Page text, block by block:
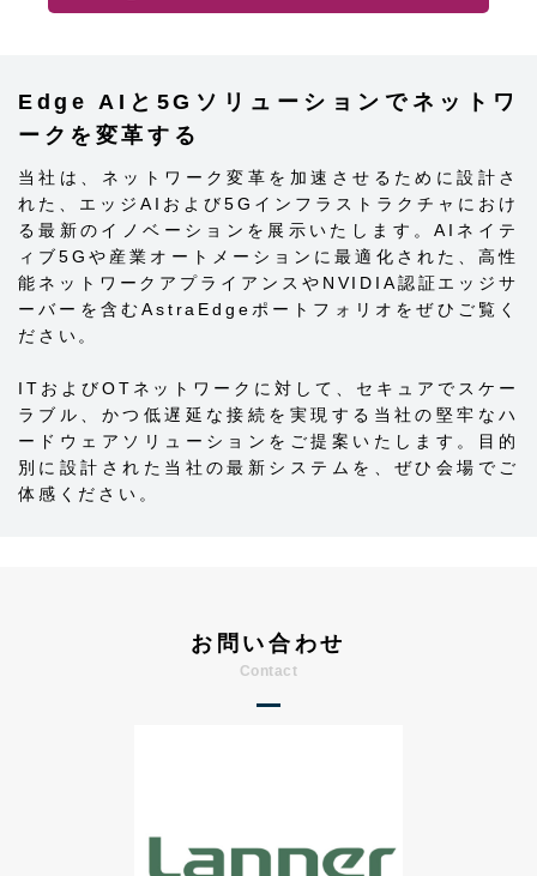
Edge AIと5Gソリューションでネットワ
ークを変革する
当社は、ネットワーク変革を加速させるために設計さ
れた、エッジAIおよび5Gインフラストラクチャにおけ
る最新のイノベーションを展示いたします。AIネイテ
ィブ5Gや産業オートメーションに最適化された、高性
能ネットワークアプライアンスやNVIDIA認証エッジサ
ーバーを含むAstraEdgeポートフォリオをぜひご覧く
ださい。
ITおよびOTネットワークに対して、セキュアでスケー
ラブル、かつ低遅延な接続を実現する当社の堅牢なハ
ードウェアソリューションをご提案いたします。目的
別に設計された当社の最新システムを、ぜひ会場でご
体感ください。
お問い合わせ